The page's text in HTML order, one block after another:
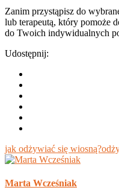
Zanim przystąpisz do
lub terapeutą, który pomoże
do Twoich indywidualnych
Udostępnij:
jak odżywiać się wiosną?
Marta Wcześniak